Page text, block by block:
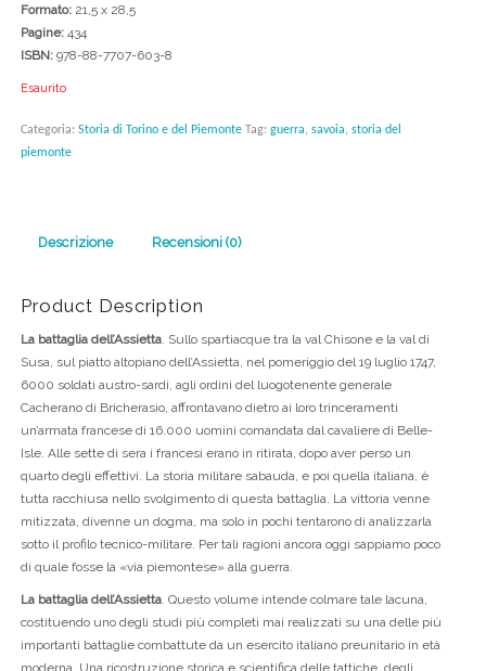
Formato:21,5 x 28,5
Pagine:434
ISBN:978-88-7707-603-8
Esaurito
Categoria: Storia di Torino e del Piemonte Tag: guerra, savoia, storia del
piemonte
Descrizione Recensioni (0)
Product Description
La battaglia dell’Assietta. Sullo spartiacque tra la val Chisone e la val di
Susa, sul piatto altopiano dell’Assietta, nel pomeriggio del 19 luglio 1747,
6000 soldati austro-sardi, agli ordini del luogotenente generale
Cacherano di Bricherasio, affrontavano dietro ai loro trinceramenti
un’armata francese di 16.000 uomini comandata dal cavaliere di Belle-
Isle. Alle sette di sera i francesi erano in ritirata, dopo aver perso un
quarto degli effettivi. La storia militare sabauda, e poi quella italiana, è
tutta racchiusa nello svolgimento di questa battaglia. La vittoria venne
mitizzata, divenne un dogma, ma solo in pochi tentarono di analizzarla
sotto il profilo tecnico-militare. Per tali ragioni ancora oggi sappiamo poco
di quale fosse la «via piemontese» alla guerra.
La battaglia dell’Assietta. Questo volume intende colmare tale lacuna,
costituendo uno degli studi più completi mai realizzati su una delle più
importanti battaglie combattute da un esercito italiano preunitario in età